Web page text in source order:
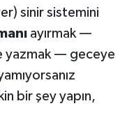
sinir sistemini
ayırmak —
yazmak — geceye
bir şey yapın,